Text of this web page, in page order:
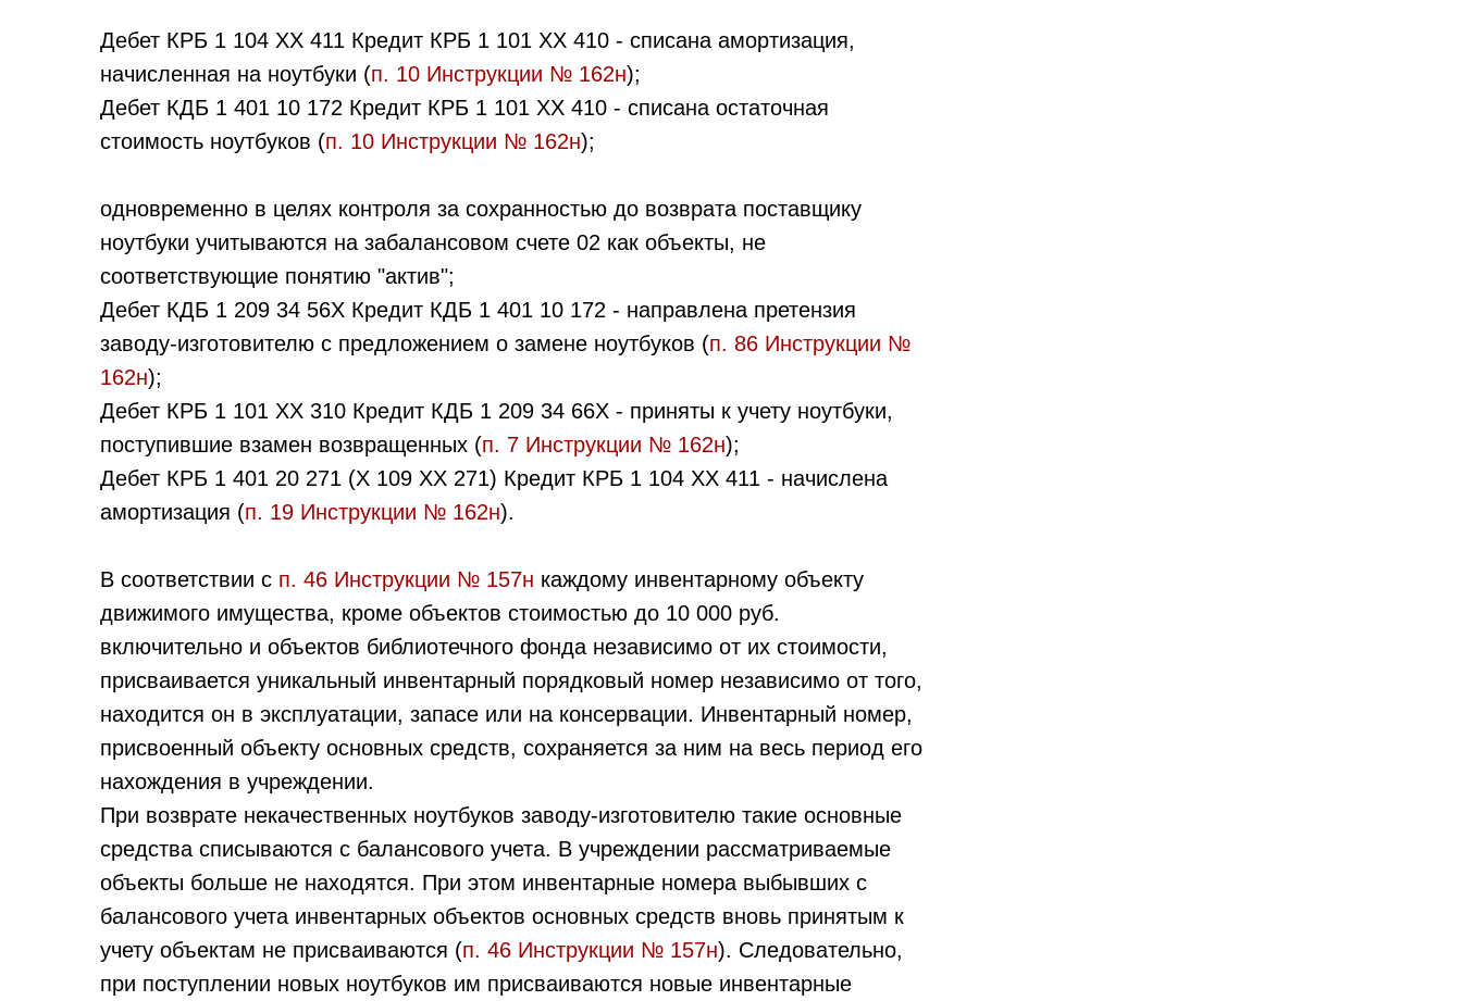
Дебет КРБ 1 104 ХХ 411 Кредит КРБ 1 101 ХХ 410 - списана амортизация,
начисленная на ноутбуки (п. 10 Инструкции № 162н);
Дебет КДБ 1 401 10 172 Кредит КРБ 1 101 ХХ 410 - списана остаточная
стоимость ноутбуков (п. 10 Инструкции № 162н);
одновременно в целях контроля за сохранностью до возврата поставщику
ноутбуки учитываются на забалансовом счете 02 как объекты, не
соответствующие понятию "актив";
Дебет КДБ 1 209 34 56Х Кредит КДБ 1 401 10 172 - направлена претензия
заводу-изготовителю с предложением о замене ноутбуков (п. 86 Инструкции №
162н);
Дебет КРБ 1 101 ХХ 310 Кредит КДБ 1 209 34 66Х - приняты к учету ноутбуки,
поступившие взамен возвращенных (п. 7 Инструкции № 162н);
Дебет КРБ 1 401 20 271 (Х 109 ХХ 271) Кредит КРБ 1 104 ХХ 411 - начислена
амортизация (п. 19 Инструкции № 162н).
В соответствии с п. 46 Инструкции № 157н каждому инвентарному объекту
движимого имущества, кроме объектов стоимостью до 10 000 руб.
включительно и объектов библиотечного фонда независимо от их стоимости,
присваивается уникальный инвентарный порядковый номер независимо от того,
находится он в эксплуатации, запасе или на консервации. Инвентарный номер,
присвоенный объекту основных средств, сохраняется за ним на весь период его
нахождения в учреждении.
При возврате некачественных ноутбуков заводу-изготовителю такие основные
средства списываются с балансового учета. В учреждении рассматриваемые
объекты больше не находятся. При этом инвентарные номера выбывших с
балансового учета инвентарных объектов основных средств вновь принятым к
учету объектам не присваиваются (п. 46 Инструкции № 157н). Следовательно,
при поступлении новых ноутбуков им присваиваются новые инвентарные